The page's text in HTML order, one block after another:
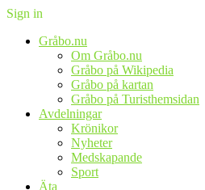
Sign in
Gråbo.nu
Om Gråbo.nu
Gråbo på Wikipedia
Gråbo på kartan
Gråbo på Turisthemsidan
Avdelningar
Krönikor
Nyheter
Medskapande
Sport
Äta